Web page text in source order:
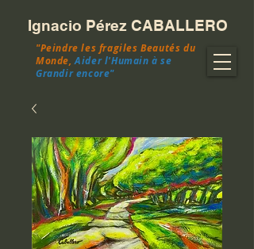
Ignacio Pérez CABALLERO
"Peindre les fragiles Beautés du
Monde,Aider l'Humain à se
Grandir encore"